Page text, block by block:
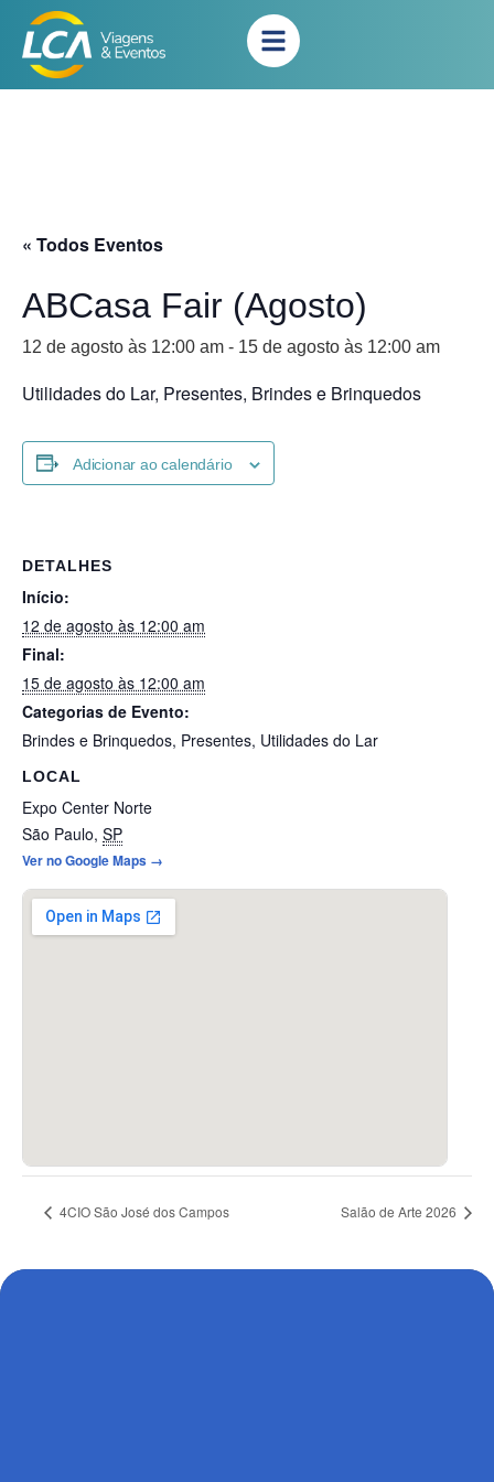
« Todos Eventos
ABCasa Fair (Agosto)
12 de agosto às 12:00 am - 15 de agosto às 12:00 am
Utilidades do Lar, Presentes, Brindes e Brinquedos
Adicionar ao calendário
DETALHES
Início:
12 de agosto às 12:00 am
Final:
15 de agosto às 12:00 am
Categorias de Evento:
Brindes e Brinquedos, Presentes, Utilidades do Lar
LOCAL
Expo Center Norte
São Paulo, SP
Ver no Google Maps →
4CIO São José dos Campos Salão de Arte 2026